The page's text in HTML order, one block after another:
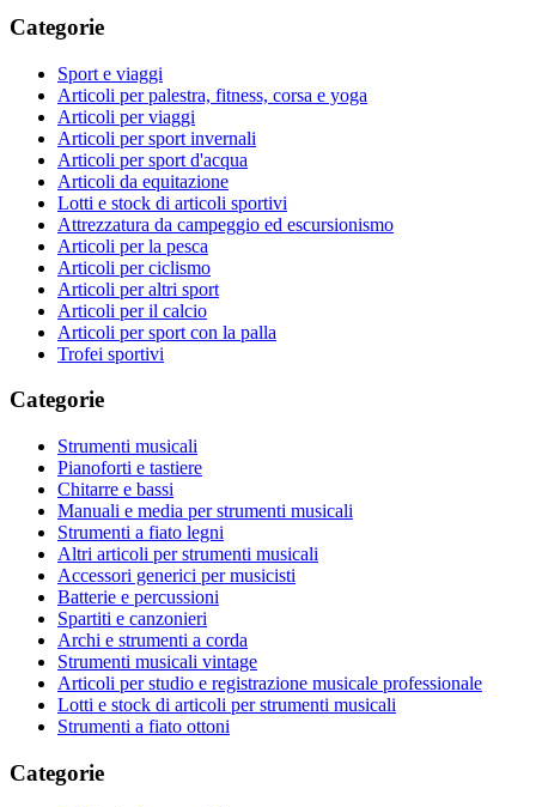
Categorie
Sport e viaggi
Articoli per palestra, fitness, corsa e yoga
Articoli per viaggi
Articoli per sport invernali
Articoli per sport d'acqua
Articoli da equitazione
Lotti e stock di articoli sportivi
Attrezzatura da campeggio ed escursionismo
Articoli per la pesca
Articoli per ciclismo
Articoli per altri sport
Articoli per il calcio
Articoli per sport con la palla
Trofei sportivi
Categorie
Strumenti musicali
Pianoforti e tastiere
Chitarre e bassi
Manuali e media per strumenti musicali
Strumenti a fiato legni
Altri articoli per strumenti musicali
Accessori generici per musicisti
Batterie e percussioni
Spartiti e canzonieri
Archi e strumenti a corda
Strumenti musicali vintage
Articoli per studio e registrazione musicale professionale
Lotti e stock di articoli per strumenti musicali
Strumenti a fiato ottoni
Categorie